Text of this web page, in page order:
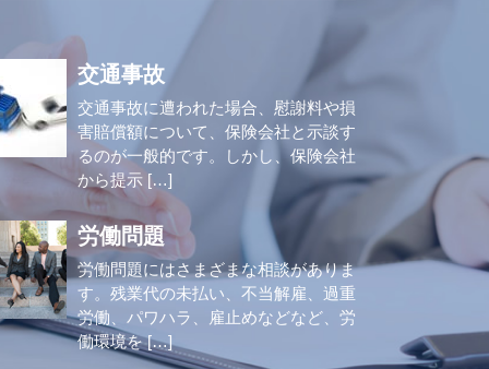
交通事故
交通事故に遭われた場合、慰謝料や損
害賠償額について、保険会社と示談す
るのが一般的です。しかし、保険会社
から提示 […]
労働問題
労働問題にはさまざまな相談がありま
す。残業代の未払い、不当解雇、過重
労働、パワハラ、雇止めなどなど、労
働環境を […]